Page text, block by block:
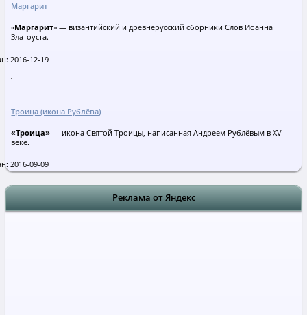
Маргарит
«Маргарит» — византийский и древнерусский сборники Слов Иоанна
Златоуста.
2016-12-19
Троица (икона Рублёва)
«Троица» — икона Святой Троицы, написанная Андреем Рублёвым в XV
веке.
2016-09-09
Реклама от Яндекс